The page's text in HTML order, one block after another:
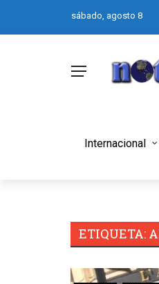
sábado, agosto 8
Internacional
ETIQUETA: